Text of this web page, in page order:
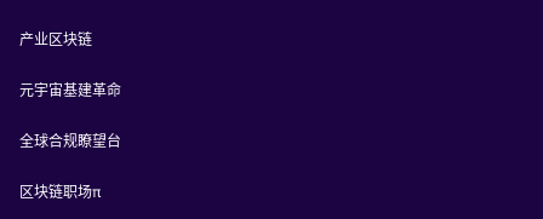
产业区块链
元宇宙基建革命
全球合规瞭望台
区块链职场π